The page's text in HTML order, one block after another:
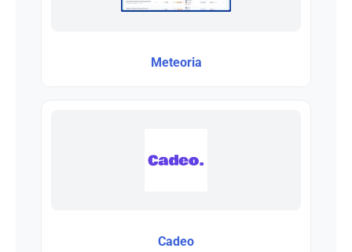
Meteoria
Cadeo